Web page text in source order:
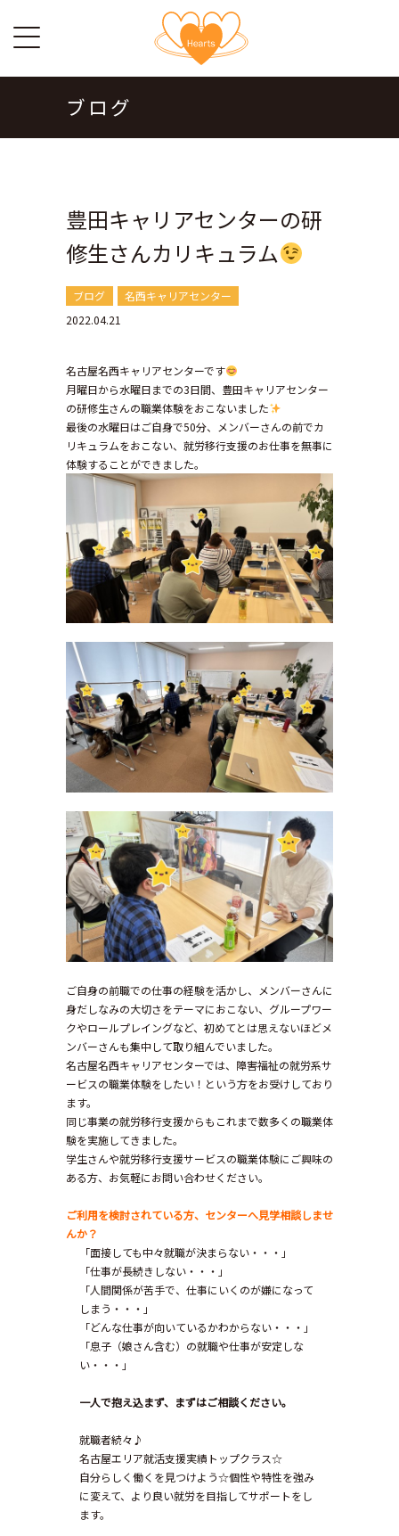
ブログ
豊田キャリアセンターの研
修生さんカリキュラム
ブログ
名西キャリアセンター
2022.04.21
名古屋名西キャリアセンターです
月曜日から水曜日までの3日間、豊田キャリアセンター
の研修生さんの職業体験をおこないました
最後の水曜日はご自身で50分、メンバーさんの前でカ
リキュラムをおこない、就労移行支援のお仕事を無事に
体験することができました。
ご自身の前職での仕事の経験を活かし、メンバーさんに
身だしなみの大切さをテーマにおこない、グループワー
クやロールプレイングなど、初めてとは思えないほどメ
ンバーさんも集中して取り組んでいました。
名古屋名西キャリアセンターでは、障害福祉の就労系サ
ービスの職業体験をしたい！という方をお受けしており
ます。
同じ事業の就労移行支援からもこれまで数多くの職業体
験を実施してきました。
学生さんや就労移行支援サービスの職業体験にご興味の
ある方、お気軽にお問い合わせください。
ご利用を検討されている方、センターへ見学相談しませ
んか？
「面接しても中々就職が決まらない・・・」
「仕事が長続きしない・・・」
「人間関係が苦手で、仕事にいくのが嫌になって
しまう・・・」
「どんな仕事が向いているかわからない・・・」
「息子（娘さん含む）の就職や仕事が安定しな
い・・・」
一人で抱え込まず、まずはご相談ください。
就職者続々♪
名古屋エリア就活支援実績トップクラス☆
自分らしく働くを見つけよう☆個性や特性を強み
に変えて、より良い就労を目指してサポートをし
ます。